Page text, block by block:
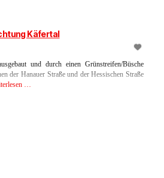
Käfertal
und durch einen Grünstreifen/Büsche
der Hanauer Straße und der Hessischen Straße
…